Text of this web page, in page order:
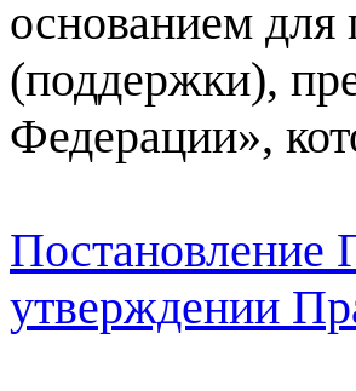
основанием для
(поддержки),
Федерации»,
Постановление
утверждении